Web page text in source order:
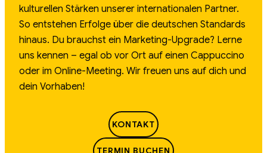
kulturellen Stärken unserer internationalen Partner.
So entstehen Erfolge über die deutschen Standards
hinaus. Du brauchst ein Marketing-Upgrade? Lerne
uns kennen – egal ob vor Ort auf einen Cappuccino
oder im Online-Meeting. Wir freuen uns auf dich und
dein Vorhaben!
KONTAKT
TERMIN BUCHEN